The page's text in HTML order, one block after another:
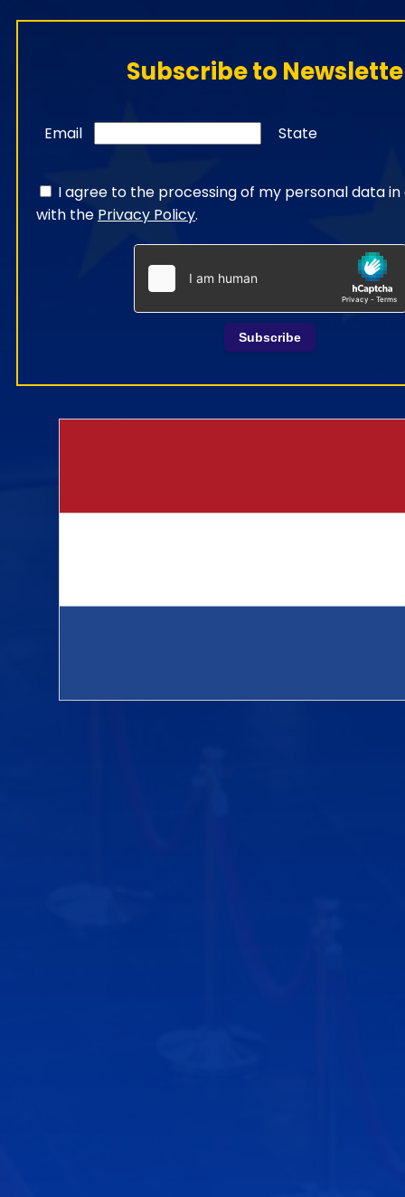
Subscribe to
Email State
I agree to the processing of my personal data
with the Privacy Policy.
Subscribe